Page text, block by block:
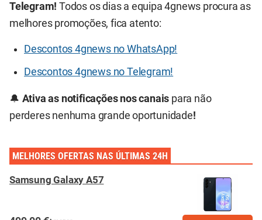
Telegram! Todos os dias a equipa 4gnews procura as
melhores promoções, fica atento:
Descontos 4gnews no WhatsApp!
Descontos 4gnews no Telegram!
🔔 Ativa as notificações nos canais para não
perderes nenhuma grande oportunidade!
MELHORES OFERTAS NAS ÚLTIMAS 24H
Samsung Galaxy A57